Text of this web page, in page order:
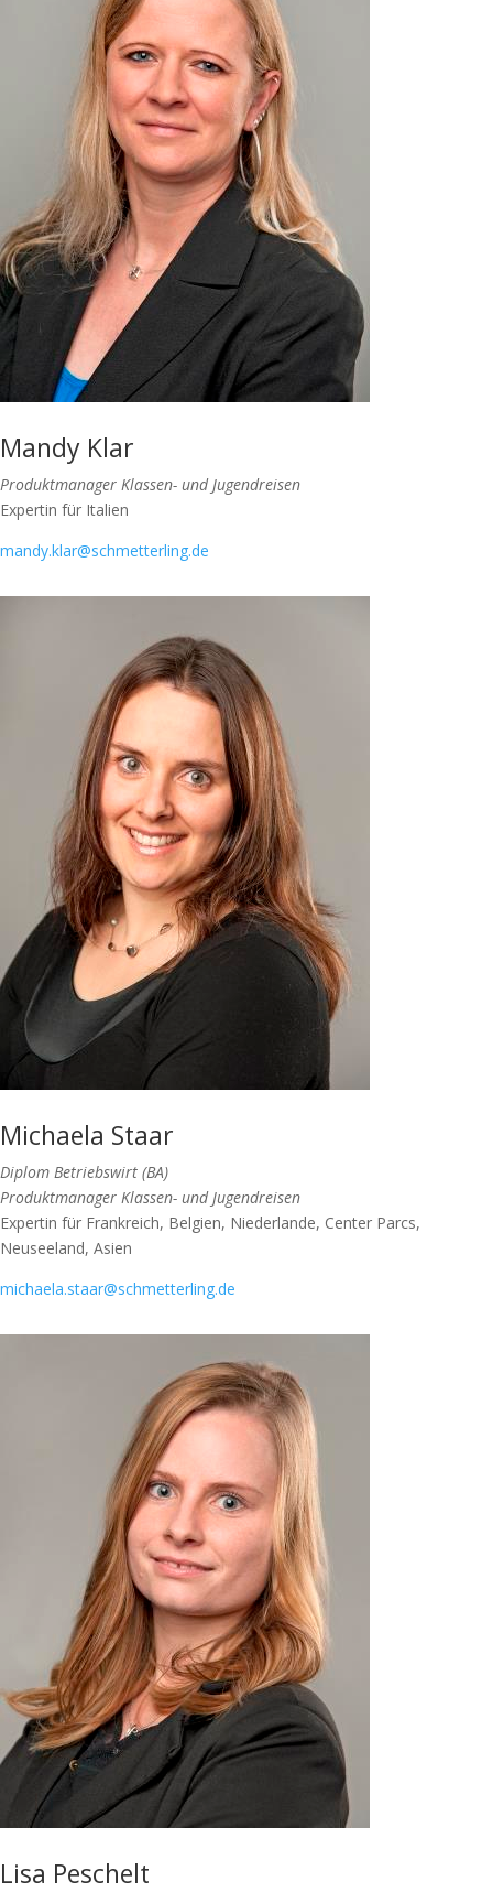
Mandy Klar
Produktmanager Klassen- und Jugendreisen
Expertin für Italien
mandy.klar@schmetterling.de
Michaela Staar
Diplom Betriebswirt (BA)
Produktmanager Klassen- und Jugendreisen
Expertin für Frankreich, Belgien, Niederlande, Center Parcs,
Neuseeland, Asien
michaela.staar@schmetterling.de
Lisa Peschelt